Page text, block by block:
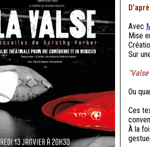
Avec
Mise
Sur
Ou
Ces
À la